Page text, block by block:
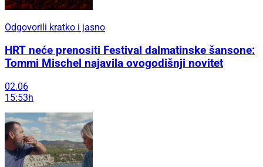
Odgovorili kratko i jasno
HRT neće prenositi Festival dalmatinske šansone:
Tommi Mischel najavila ovogodišnji novitet
02.06
15:53h